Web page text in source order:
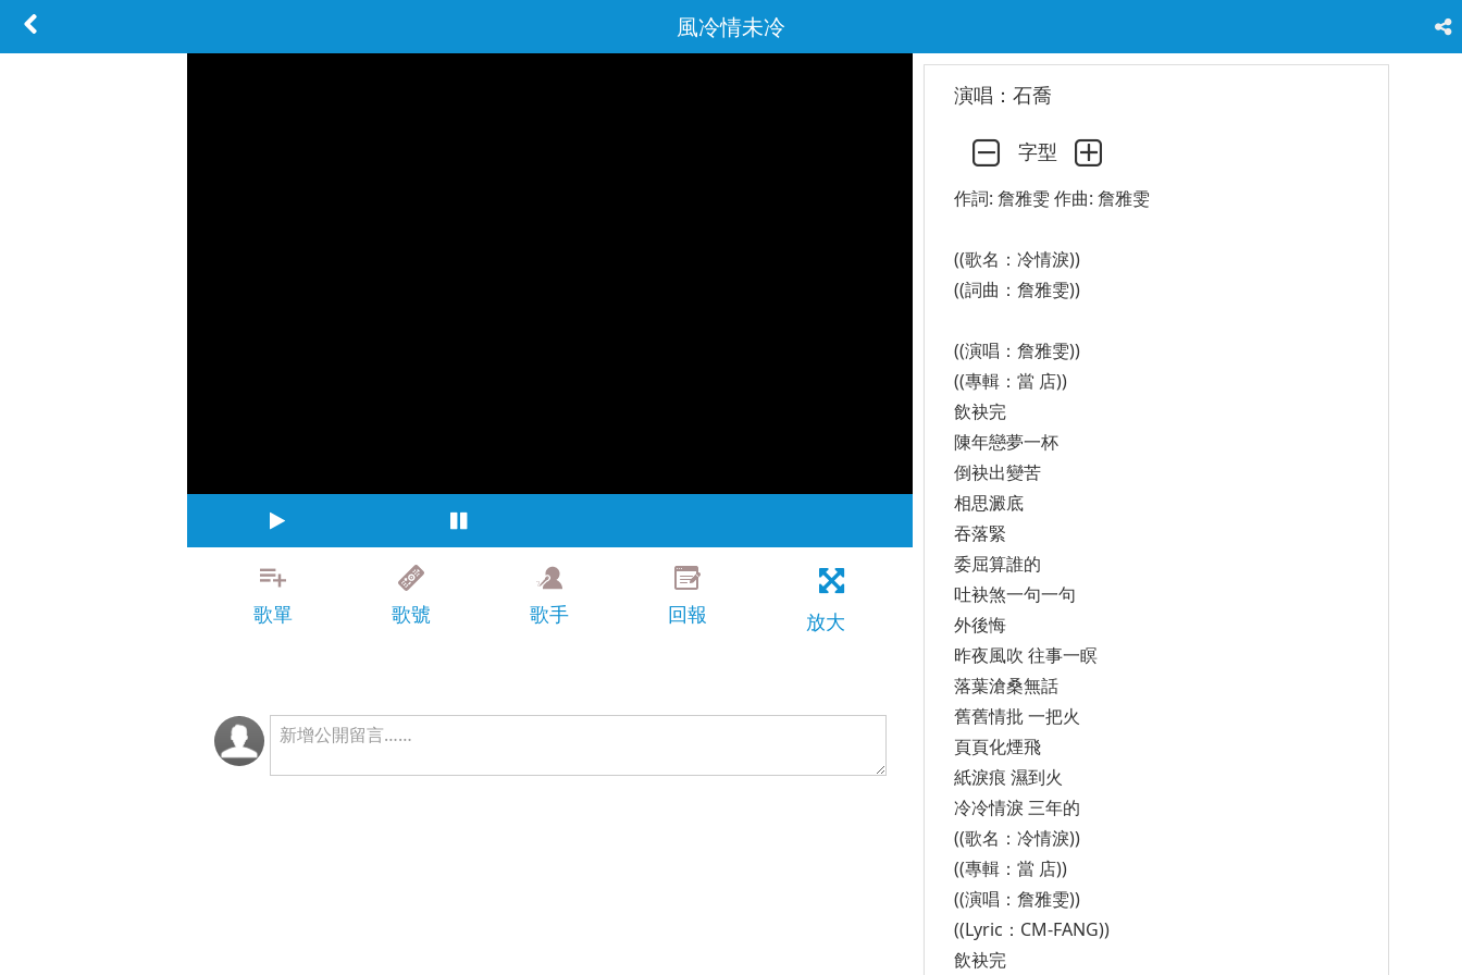
風冷情未冷
歌單 歌號 歌手 回報 放大
演唱：石喬
字型
作詞: 詹雅雯 作曲: 詹雅雯
((歌名：冷情淚))
((詞曲：詹雅雯))
((演唱：詹雅雯))
((專輯：當 店))
飲袂完
陳年戀夢一杯
倒袂出變苦
相思澱底
吞落緊
委屈算誰的
吐袂煞一句一句
外後悔
昨夜風吹 往事一瞑
落葉滄桑無話
舊舊情批 一把火
頁頁化煙飛
紙淚痕 濕到火
冷冷情淚 三年的
((歌名：冷情淚))
((專輯：當 店))
((演唱：詹雅雯))
((Lyric：CM-FANG))
飲袂完